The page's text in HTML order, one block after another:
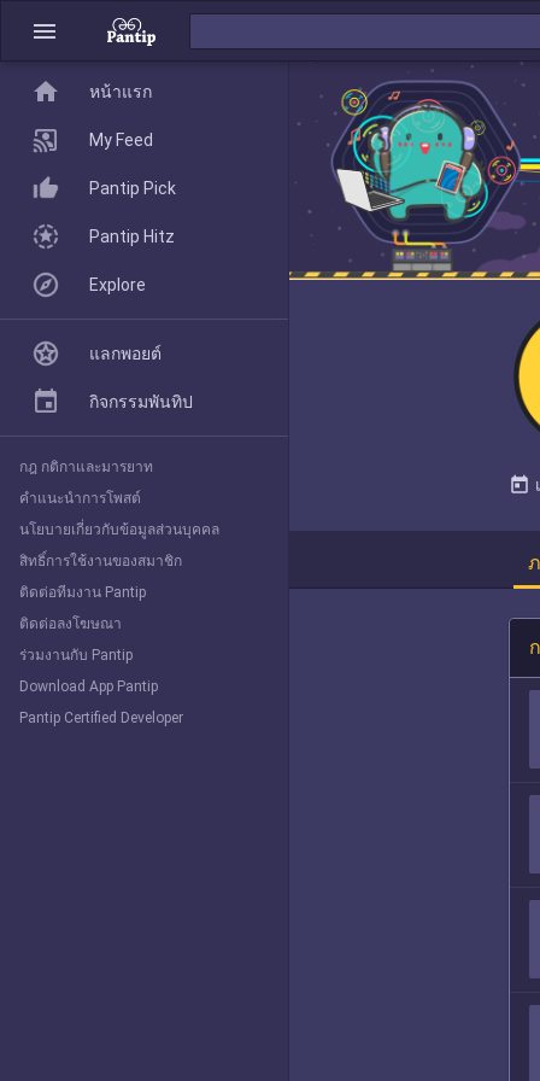
menu
today
home
Pantip Pick
Explore
home หน้าแรก
My Feed
Pantip Pick
Pantip Hitz
Explore
แลกพอยต์
กิจกรรมพันทิป
กฎ กติกาและมารยาท
คำแนะนำการโพสต์
นโยบายเกี่ยวกับข้อมูลส่วนบุคคล
สิทธิ์การใช้งานของสมาชิก
ติดต่อทีมงาน Pantip
ติดต่อลงโฆษณา
ร่วมงานกับ Pantip
Download App Pantip
Pantip Certified Developer